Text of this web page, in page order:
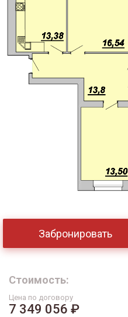
Забронировать
Стоимость:
Цена по договору
7 349 056 ₽